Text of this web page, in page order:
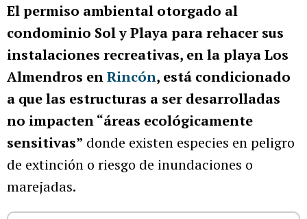
El permiso ambiental otorgado al
condominio Sol y Playa para rehacer sus
instalaciones recreativas, en la playa Los
Almendros enRincón, está condicionado
a que las estructuras a ser desarrolladas
no impacten “áreas ecológicamente
sensitivas” donde existen especies en peligro
de extinción o riesgo de inundaciones o
marejadas.